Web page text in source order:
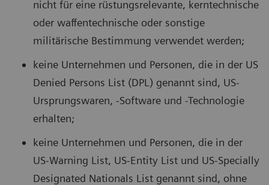
nicht für eine rüstungsrelevante, kerntechnische
oder waffentechnische oder sonstige
militärische Bestimmung verwendet werden;
keine Unternehmen und Personen, die in der US
Denied Persons List (DPL) genannt sind, US-
Ursprungswaren, -Software und -Technologie
erhalten;
keine Unternehmen und Personen, die in der
US-Warning List, US-Entity List und US-Specially
Designated Nationals List genannt sind, ohne